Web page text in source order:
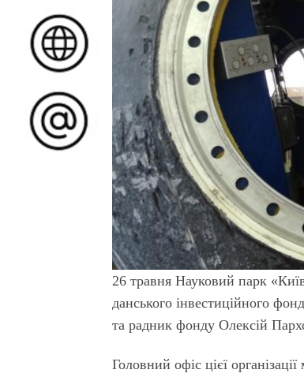
26 травня Науковий парк
данського інвестиційного
та радник фонду Олексій
Головний офіс цієї